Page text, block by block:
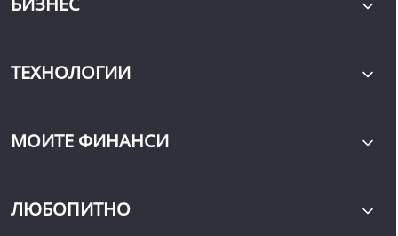
ТЕХНОЛОГИИ
МОИТЕ ФИНАНСИ
ЛЮБОПИТНО